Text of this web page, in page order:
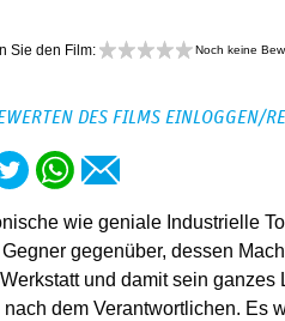
Sie den Film: Noch keine
DES FILMS EINLOGGEN/
wie geniale Industrielle
gegenüber, dessen
und damit sein
nach dem Verantwortlichen. Es